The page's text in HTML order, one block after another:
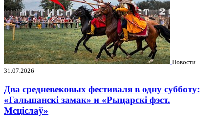
Новости
31.07.2026
Два средневековых фестиваля в одну субботу:
«Гальшанскі замак» и «Рыцарскі фэст.
Мсціслаў»